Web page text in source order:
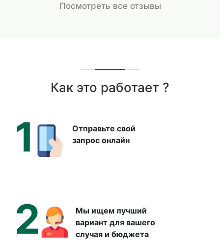
Посмотреть все отзывы
Как это работает ?
1
Отправьте свой
запрос онлайн
2
Мы ищем лучший
вариант для вашего
случая и бюджета